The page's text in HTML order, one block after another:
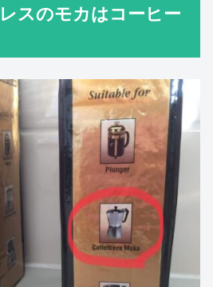
スのモカはコーヒー